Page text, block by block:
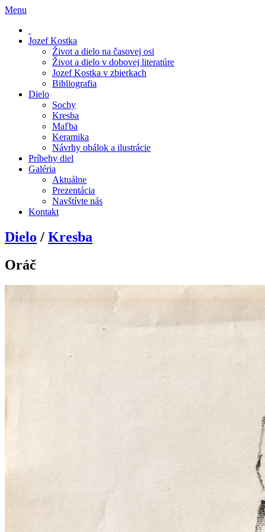
Menu
Jozef Kostka
Život a dielo na časovej osi
Život a dielo v dobovej literatúre
Jozef Kostka v zbierkach
Bibliografia
Dielo
Sochy
Kresba
Maľba
Keramika
Návrhy obálok a ilustrácie
Príbehy diel
Galéria
Aktuálne
Prezentácia
Navštívte nás
Kontakt
Dielo / Kresba
Oráč